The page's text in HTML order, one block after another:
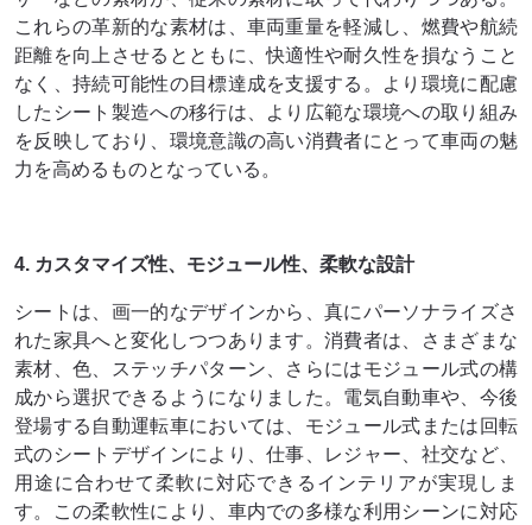
これらの革新的な素材は、車両重量を軽減し、燃費や航続
距離を向上させるとともに、快適性や耐久性を損なうこと
なく、持続可能性の目標達成を支援する。より環境に配慮
したシート製造への移行は、より広範な環境への取り組み
を反映しており、環境意識の高い消費者にとって車両の魅
力を高めるものとなっている。
4. カスタマイズ性、モジュール性、柔軟な設計
シートは、画一的なデザインから、真にパーソナライズさ
れた家具へと変化しつつあります。消費者は、さまざまな
素材、色、ステッチパターン、さらにはモジュール式の構
成から選択できるようになりました。電気自動車や、今後
登場する自動運転車においては、モジュール式または回転
式のシートデザインにより、仕事、レジャー、社交など、
用途に合わせて柔軟に対応できるインテリアが実現しま
す。この柔軟性により、車内での多様な利用シーンに対応